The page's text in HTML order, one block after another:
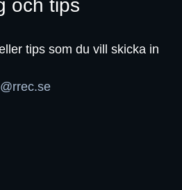
och tips
tips som du vill skicka in